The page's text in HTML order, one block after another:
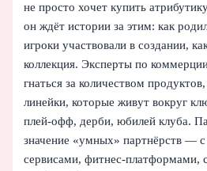
не просто хочет купить
он ждёт истории за этим: как
игроки участвовали в создании,
коллекция. Эксперты по
гнаться за количеством
линейки, которые живут вокруг
плей-офф, дерби, юбилей клуба.
значение «умных» партнёрств —
сервисами, фитнес-платформами,